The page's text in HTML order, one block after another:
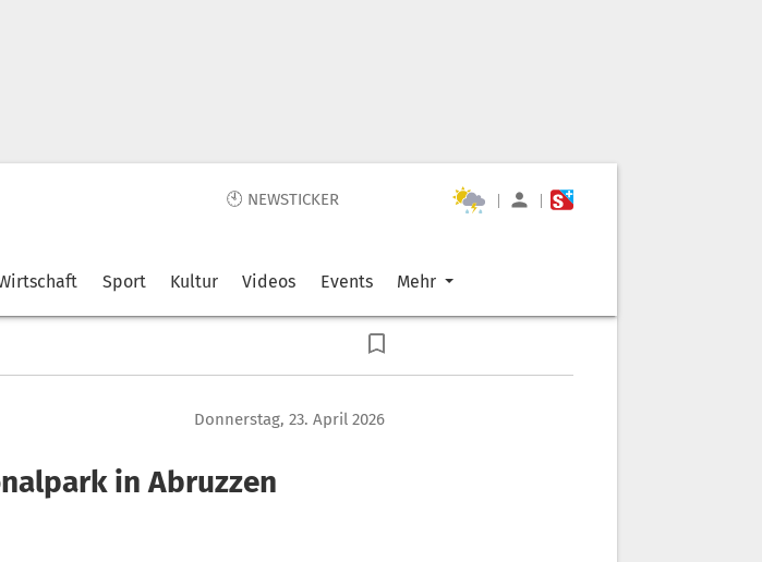
🕙 NEWSTICKER | |
Sport Kultur Videos Events Mehr
Donnerstag, 23. April 2026
in Abruzzen